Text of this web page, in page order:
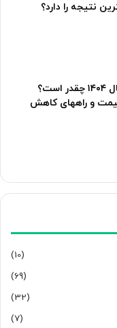
نتیجه را دارد؟
هزینه جراحی فک در سال ۱۴۰۴ چقدر است؟
و راههای کاهش
(10)
(69)
(32)
(7)